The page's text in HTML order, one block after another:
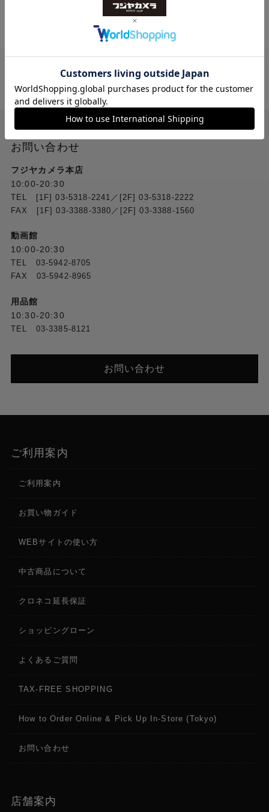
（税込） 以上 から 送料無料
お問い合わせ
フジヤカメラ本店
10:00-20:30
TEL [1F] 03-5318-2241／[2F] 03-5318-2222
FAX [1F] 03-3388-3380／[2F] 03-3388-1560
動画館
10:00-20:30
TEL 03-5942-8705
FAX 03-5942-8965
用品館
10:30-20:30
TEL 03-3385-8121
お問い合わせ
ご利用案内
ご利用案内
お買い物ガイド
WEBサイトの使い方
中古商品について
クロネコ延長保証
ショッピングローン
よくあるご質問
TAX-FREE SHOPPING
How to Order Online & Pick Up In-Store (Tokyo)
お問い合わせ
店舗案内